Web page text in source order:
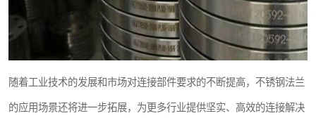
随着工业技术的发展和市场对连接部件要求的不断提高，不锈钢法兰
的应用场景还将进一步拓展，为更多行业提供坚实、高效的连接解决